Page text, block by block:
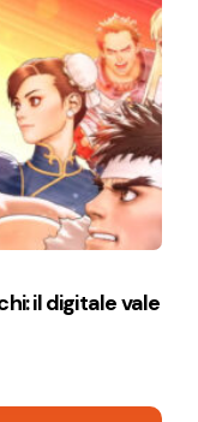
il digitale vale